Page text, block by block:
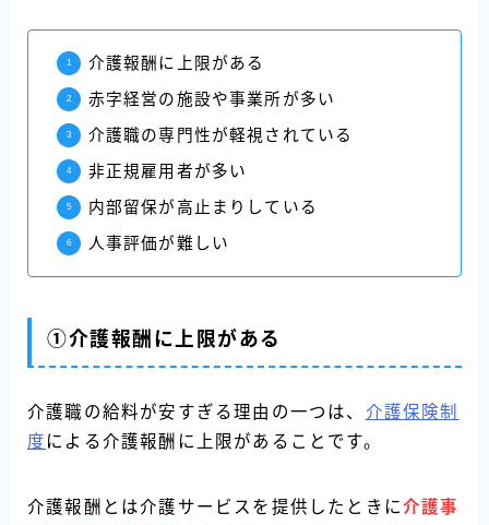
介護報酬に上限がある
赤字経営の施設や事業所が多い
介護職の専門性が軽視されている
非正規雇用者が多い
内部留保が高止まりしている
人事評価が難しい
①介護報酬に上限がある
介護職の給料が安すぎる理由の一つは、 介護保険制
度 による介護報酬に上限があることです。
介護報酬とは介護サービスを提供したときに介護事